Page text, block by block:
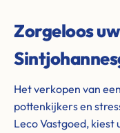
Zorgeloos
Het verkopen van
pottenkijkers en
Leco Vastgoed, kiest